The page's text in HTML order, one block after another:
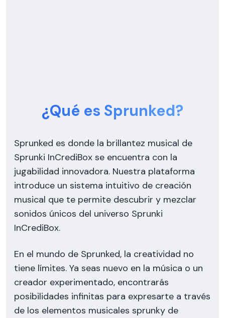
¿Qué es Sprunked?
Sprunked es donde la brillantez musical de
Sprunki InCrediBox se encuentra con la
jugabilidad innovadora. Nuestra plataforma
introduce un sistema intuitivo de creación
musical que te permite descubrir y mezclar
sonidos únicos del universo Sprunki
InCrediBox.
En el mundo de Sprunked, la creatividad no
tiene límites. Ya seas nuevo en la música o un
creador experimentado, encontrarás
posibilidades infinitas para expresarte a través
de los elementos musicales sprunky de